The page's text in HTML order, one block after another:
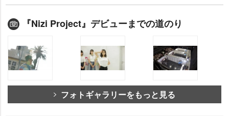
『Nizi Project』デビューまでの道のり
フォトギャラリーをもっと見る